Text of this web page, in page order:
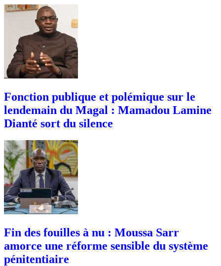
Fonction publique et polémique sur le
lendemain du Magal : Mamadou Lamine
Dianté sort du silence
Fin des fouilles à nu : Moussa Sarr
amorce une réforme sensible du système
pénitentiaire